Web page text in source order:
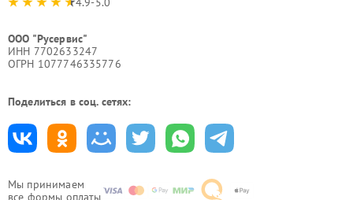
Мы принимаем
все формы оплаты
ООО "Русервис"
ИНН 7702633247
ОГРН 1077746335776
Поделиться в соц. сетях: